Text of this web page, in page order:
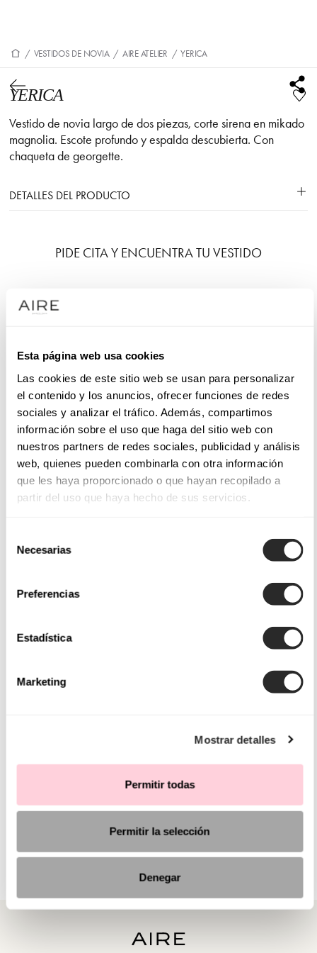
Esta página web usa cookies
Las cookies de este sitio web se usan para personalizar
el contenido y los anuncios, ofrecer funciones de redes
sociales y analizar el tráfico. Además, compartimos
información sobre el uso que haga del sitio web con
nuestros partners de redes sociales, publicidad y análisis
web, quienes pueden combinarla con otra información
que les haya proporcionado o que hayan recopilado a
partir del uso que haya hecho de sus servicios.
Necesarias
Preferencias
Estadística
Marketing
Mostrar detalles
Permitir todas
Permitir la selección
Denegar
/ VESTIDOS DE NOVIA / AIRE ATELIER / YERICA
YERICA
Vestido de novia largo de dos piezas, corte sirena en mikado
magnolia. Escote profundo y espalda descubierta. Con
chaqueta de georgette.
DETALLES DEL PRODUCTO
PIDE CITA Y ENCUENTRA TU VESTIDO